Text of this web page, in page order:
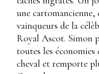
une
vainqueurs de la
Royal Ascot. Simon
toutes les économies
cheval et remporte